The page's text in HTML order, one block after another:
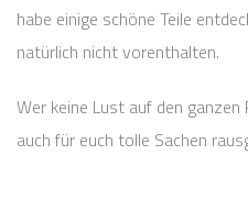
habe einige schöne Teile
natürlich nicht vorenthalten.
Wer keine Lust auf den
auch für euch tolle Sachen